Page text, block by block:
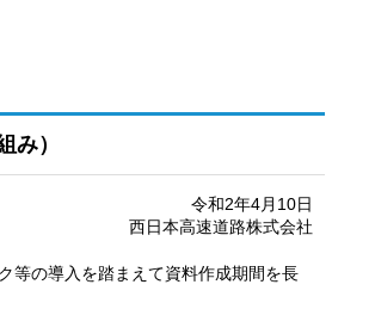
み）
令和2年4月10日
西日本高速道路株式会社
等の導入を踏まえて資料作成期間を長